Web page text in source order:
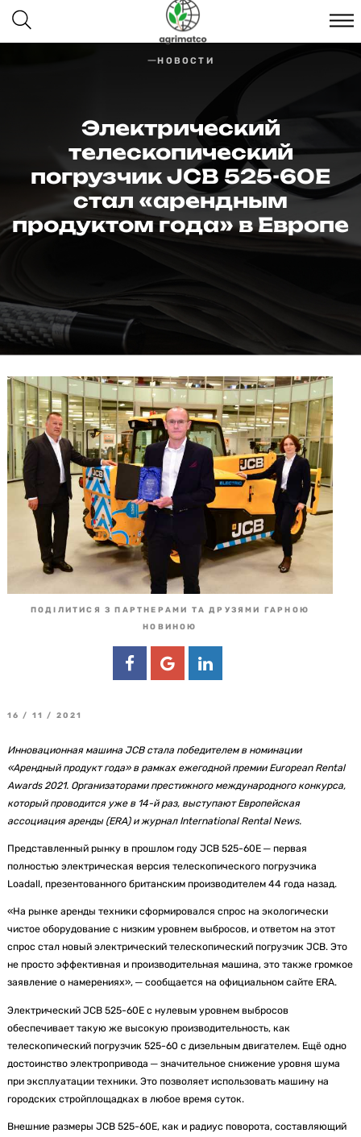
НОВОСТИ
Электрический
телескопический
погрузчик JCB 525-60E
стал «арендным
продуктом года» в Европе
ПОДІЛИТИСЯ З ПАРТНЕРАМИ ТА ДРУЗЯМИ ГАРНОЮ
НОВИНОЮ
16 / 11 / 2021
Инновационная машина JCB стала победителем в номинации
«Арендный продукт года» в рамках ежегодной премии European Rental
Awards 2021. Организаторами престижного международного конкурса,
который проводится уже в 14-й раз, выступают Европейская
ассоциация аренды (ERA) и журнал International Rental News.
Представленный рынку в прошлом году JCB 525-60E ─ первая
полностью электрическая версия телескопического погрузчика
Loadall, презентованного британским производителем 44 года назад.
«На рынке аренды техники сформировался спрос на экологически
чистое оборудование с низким уровнем выбросов, и ответом на этот
спрос стал новый электрический телескопический погрузчик JCB. Это
не просто эффективная и производительная машина, это также громкое
заявление о намерениях», ─ сообщается на официальном сайте ERA.
Электрический JCB 525-60E с нулевым уровнем выбросов
обеспечивает такую же высокую производительность, как
телескопический погрузчик 525-60 с дизельным двигателем. Ещё одно
достоинство электропривода ─ значительное снижение уровня шума
при эксплуатации техники. Это позволяет использовать машину на
городских стройплощадках в любое время суток.
Внешние размеры JCB 525-60E, как и радиус поворота, составляющий